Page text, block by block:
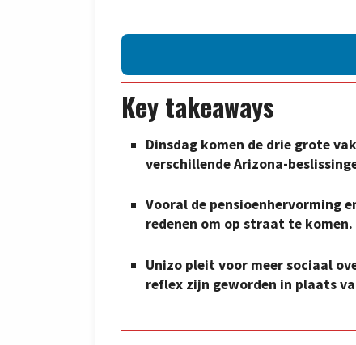
Key takeaways
Dinsdag komen de drie grote
verschillende Arizona-
Vooral de pensioenhervorming
redenen om op straat te komen.
Unizo pleit voor meer sociaal
reflex zijn geworden in plaats